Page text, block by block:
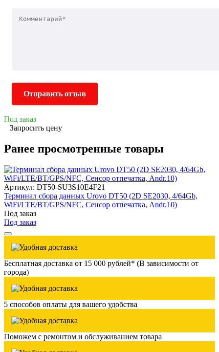
Отправить отзыв
Под заказ
Запросить цену
Ранее просмотренные товары
Артикул: DT50-SU3S10E4F21
Терминал сбора данных Urovo DT50 (2D SE2030, 4/64Gb,
WiFi/LTE/BT/GPS/NFC, Сенсор отпечатка, Andr.10)
Под заказ
Под заказ
Бесплатная доставка от 15 000 рублей* (В зависимости от
города)
5 способов оплаты для вашего удобства
Поможем с ремонтом и обслуживанием товара